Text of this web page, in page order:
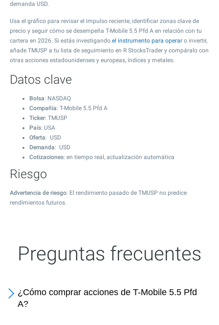
demanda USD.
Usa el gráfico para revisar el impulso reciente, identificar zonas clave de
precio y seguir cómo se desempeña T-Mobile 5.5 Pfd A en relación con tu
cartera en 2026. Si estás investigando el instrumento para operar o invertir,
añade TMUSP a tu lista de seguimiento en R StocksTrader y compáralo con
otras acciones estadounidenses y europeas, índices y metales.
Datos clave
Bolsa: NASDAQ
Compañía: T-Mobile 5.5 Pfd A
Ticker: TMUSP
País: USA
Oferta: USD
Demanda: USD
Cotizaciones: en tiempo real, actualización automática
Riesgo
Advertencia de riesgo: El rendimiento pasado de TMUSP no predice
rendimientos futuros.
Preguntas frecuentes
¿Cómo comprar acciones de T-Mobile 5.5 Pfd
A?